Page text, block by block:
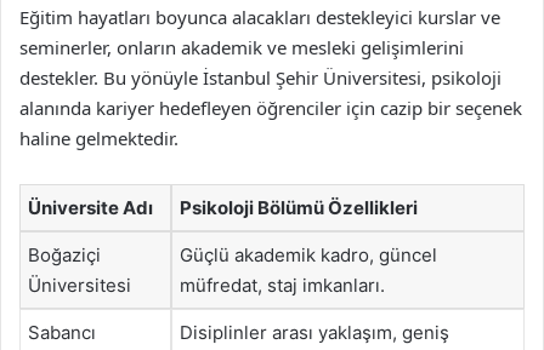
Eğitim hayatları boyunca alacakları destekleyici kurslar ve
seminerler, onların akademik ve mesleki gelişimlerini
destekler. Bu yönüyle İstanbul Şehir Üniversitesi, psikoloji
alanında kariyer hedefleyen öğrenciler için cazip bir seçenek
haline gelmektedir.
Üniversite Adı Psikoloji Bölümü Özellikleri
Boğaziçi
Üniversitesi
Güçlü akademik kadro, güncel
müfredat, staj imkanları.
Sabancı
Disiplinler arası yaklaşım, geniş